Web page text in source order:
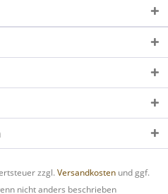
zzgl. Versandkosten und ggf.
nicht anders beschrieben